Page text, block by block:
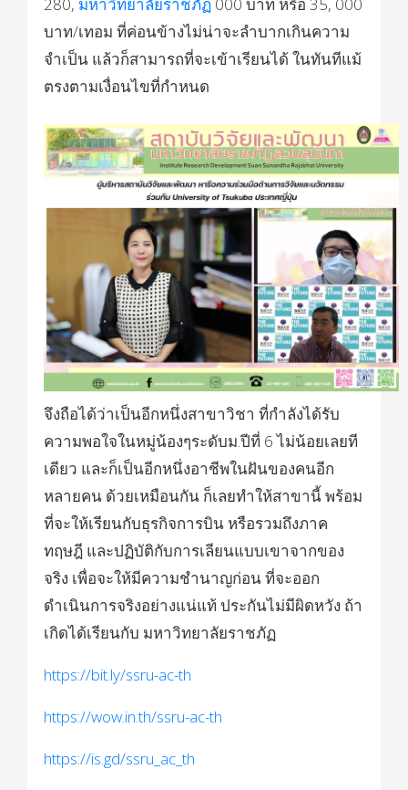
280, มหาวิทยาลัยราชภัฏ 000 บาท หรือ 35, 000
บาท/เทอม ที่ค่อนข้างไม่น่าจะลำบากเกินความ
จำเป็น แล้วก็สามารถที่จะเข้าเรียนได้ ในทันทีแม้
ตรงตามเงื่อนไขที่กำหนด
จึงถือได้ว่าเป็นอีกหนึ่งสาขาวิชา ที่กำลังได้รับ
ความพอใจในหมู่น้องๆระดับม.ปีที่ 6 ไม่น้อยเลยที
เดียว และก็เป็นอีกหนึ่งอาชีพในฝันของคนอีก
หลายคน ด้วยเหมือนกัน ก็เลยทำให้สาขานี้ พร้อม
ที่จะให้เรียนกับธุรกิจการบิน หรือรวมถึงภาค
ทฤษฎี และปฏิบัติกับการเลียนแบบเขาจากของ
จริง เพื่อจะให้มีความชำนาญก่อน ที่จะออก
ดำเนินการจริงอย่างแน่แท้ ประกันไม่มีผิดหวัง ถ้า
เกิดได้เรียนกับ มหาวิทยาลัยราชภัฏ
https://bit.ly/ssru-ac-th
https://wow.in.th/ssru-ac-th
https://is.gd/ssru_ac_th